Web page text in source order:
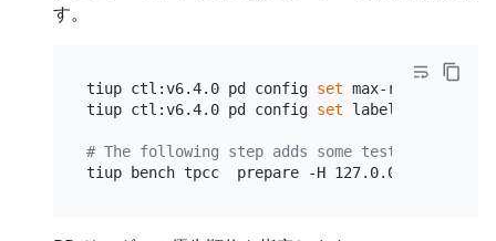
す。
tiup ctl:v6.4.0 pd config set max-replicas 5
tiup ctl:v6.4.0 pd config set label-property
# The following step adds some test data to